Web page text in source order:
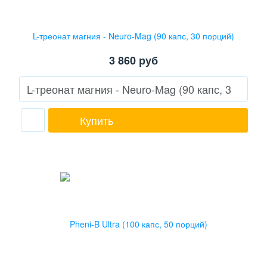
L-треонат магния - Neuro-Mag (90 капс, 30 порций)
3 860 руб
Купить